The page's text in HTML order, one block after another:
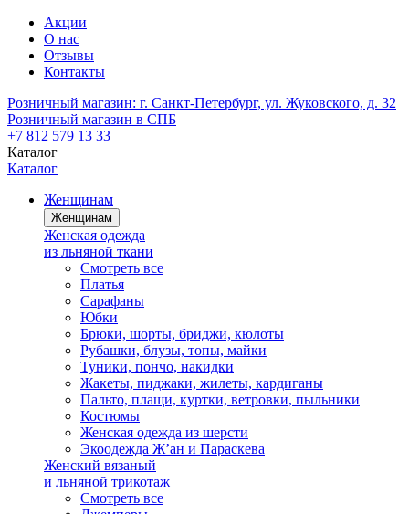
Акции
О нас
Отзывы
Контакты
Розничный магазин: г. Санкт-Петербург, ул. Жуковского, д. 32
Розничный магазин в СПБ
+7 812 579 13 33
Каталог
Каталог
Женщинам
Женщинам
Женская одежда
из льняной ткани
Смотреть все
Платья
Сарафаны
Юбки
Брюки, шорты, бриджи, кюлоты
Рубашки, блузы, топы, майки
Туники, пончо, накидки
Жакеты, пиджаки, жилеты, кардиганы
Пальто, плащи, куртки, ветровки, пыльники
Костюмы
Женская одежда из шерсти
Экоодежда Ж’ан и Параскева
Женский вязаный
и льняной трикотаж
Смотреть все